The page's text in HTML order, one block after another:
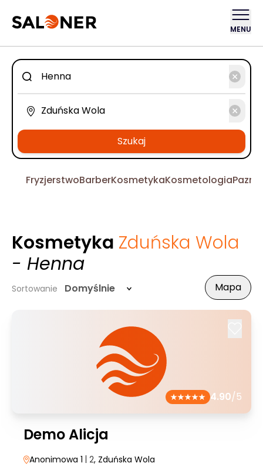
MENU
Szukaj
FryzjerstwoBarberKosmetykaKosmetologia
Kosmetyka Zduńska Wola
- Henna
Sortowanie Domyślnie Mapa
4.90/5
Demo Alicja
Anonimowa 1 | 2, Zduńska Wola